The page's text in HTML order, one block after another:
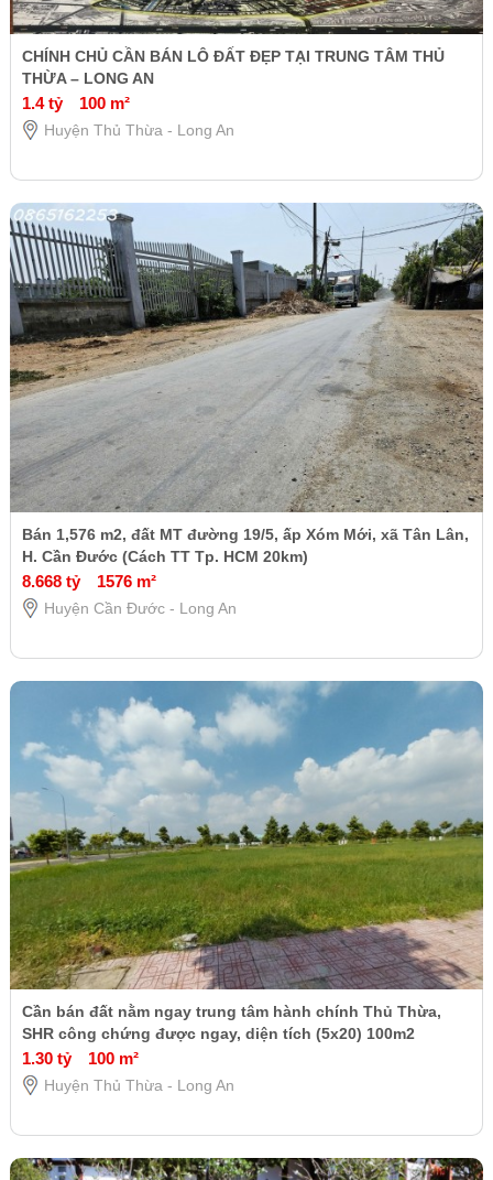
CHÍNH CHỦ CẦN BÁN LÔ ĐẤT ĐẸP TẠI TRUNG TÂM THỦ
THỪA – LONG AN
1.4 tỷ 100 m²
Huyện Thủ Thừa - Long An
Bán 1,576 m2, đất MT đường 19/5, ấp Xóm Mới, xã Tân Lân,
H. Cần Đước (Cách TT Tp. HCM 20km)
8.668 tỷ 1576 m²
Huyện Cần Đước - Long An
Cần bán đất nằm ngay trung tâm hành chính Thủ Thừa,
SHR công chứng được ngay, diện tích (5x20) 100m2
1.30 tỷ 100 m²
Huyện Thủ Thừa - Long An